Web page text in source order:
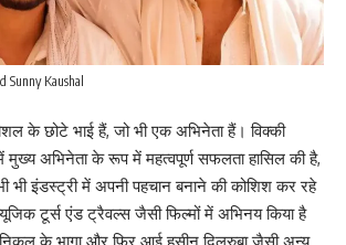
Sunny Kaushal
के छोटे भाई हैं, जो भी एक अभिनेता हैं। विक्की
मुख्य अभिनेता के रूप में महत्वपूर्ण सफलता हासिल की है,
इंडस्ट्री में अपनी पहचान बनाने की कोशिश कर रहे
टूर्स एंड ट्रैवल्स जैसी फिल्मों में अभिनय किया है